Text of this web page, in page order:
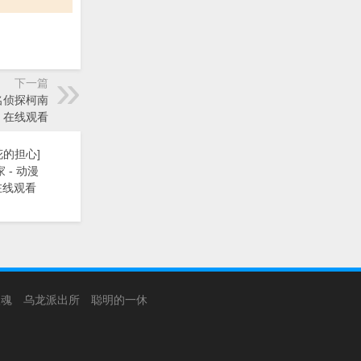
下一篇
侦探柯南
在线观看
的担心]
- 动漫
线观看
乌龙派出所 聪明的一休